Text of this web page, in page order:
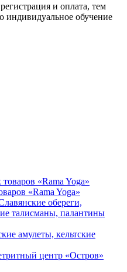
и оплата, тем
индивидуальное обучение
«Rama Yoga»
амулеты, кельтские
центр «Остров»